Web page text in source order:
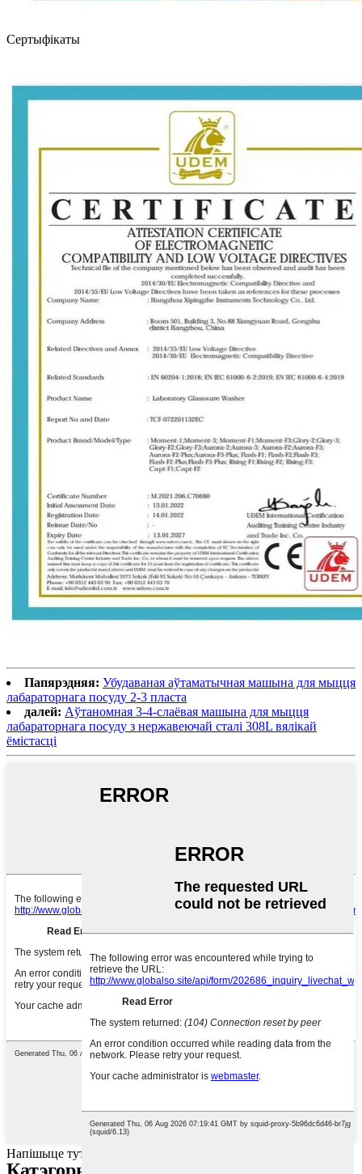
Сертыфікаты
Папярэдняя: Убудаваная аўтаматычная машына для мыцця
лабараторнага посуду 2-3 пласта
далей: Аўтаномная 3-4-слаёвая машына для мыцця
лабараторнага посуду з нержавеючай сталі 308L вялікай
ёмістасці
Напішыце тут сваё паведамленне і адпраўце яго нам